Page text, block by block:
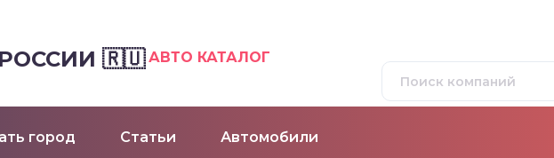
🇷🇺 АВТО КАТАЛОГ
город Статьи Автомобили